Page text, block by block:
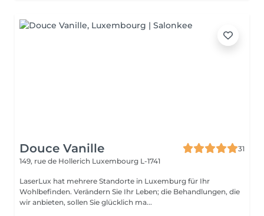
Douce Vanille
31
149, rue de Hollerich Luxembourg L-1741
LaserLux hat mehrere Standorte in Luxemburg für Ihr
Wohlbefinden. Verändern Sie Ihr Leben; die Behandlungen, die
wir anbieten, sollen Sie glücklich ma...